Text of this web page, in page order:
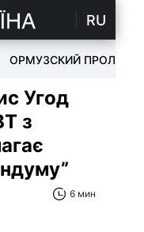
RU
ОРМУЗСКИЙ ПРОЛИВ
Угод
з
6 мин